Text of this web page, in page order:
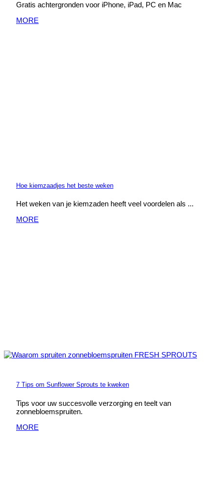
Gratis achtergronden voor iPhone, iPad, PC en Mac
MORE
Hoe kiemzaadjes het beste weken
Het weken van je kiemzaden heeft veel voordelen als ...
MORE
7 Tips om Sunflower Sprouts te kweken
Tips voor uw succesvolle verzorging en teelt van
zonnebloemspruiten.
MORE